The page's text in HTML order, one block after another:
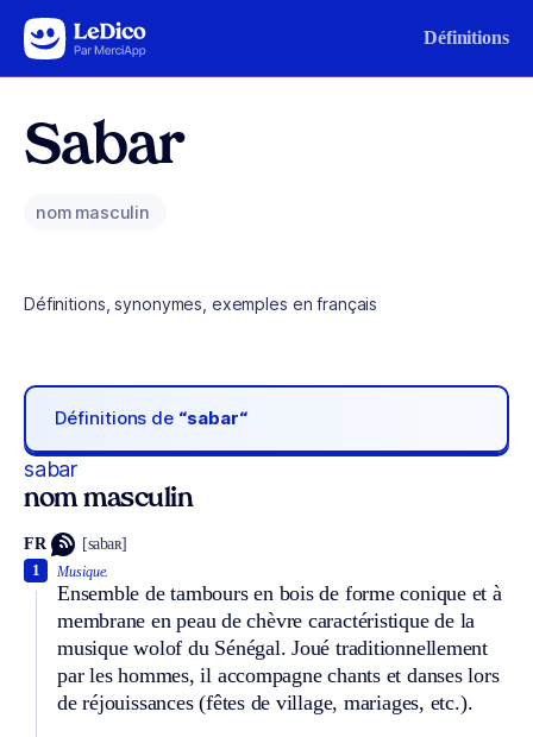
Aller au contenu Définitions
Sabar
nom masculin
Définitions, synonymes, exemples en français
Définitions de “sabar“
sabar
nom masculin
FR [sabaʀ]
Musique.
Ensemble de tambours en bois de forme conique et à
membrane en peau de chèvre caractéristique de la
musique wolof du Sénégal. Joué traditionnellement
par les hommes, il accompagne chants et danses lors
de réjouissances (fêtes de village, mariages, etc.).
1